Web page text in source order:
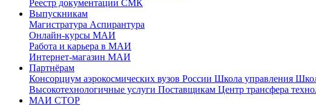
Реестр документации СМК
Выпускникам
Магистратура Аспирантура
Онлайн-курсы МАИ
Работа и карьера в МАИ
Интернет-магазин МАИ
Партнёрам
Консорциум аэрокосмических вузов России Школа управления
Высокотехнологичные услуги Поставщикам Центр трансфера
МАИ СТОР